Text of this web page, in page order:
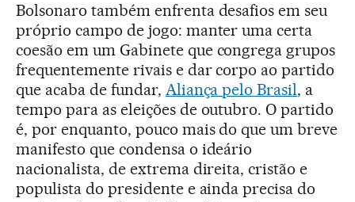
Bolsonaro também enfrenta desafios em seu
próprio campo de jogo: manter uma certa
coesão em um Gabinete que congrega grupos
frequentemente rivais e dar corpo ao partido
que acaba de fundar, Aliança pelo Brasil, a
tempo para as eleições de outubro. O partido
é, por enquanto, pouco mais do que um breve
manifesto que condensa o ideário
nacionalista, de extrema direita, cristão e
populista do presidente e ainda precisa do